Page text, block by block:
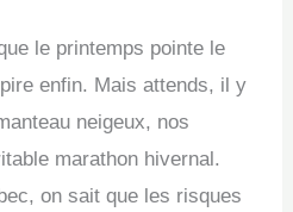
le printemps pointe le
enfin. Mais attends, il y
neigeux, nos
marathon hivernal.
on sait que les risques